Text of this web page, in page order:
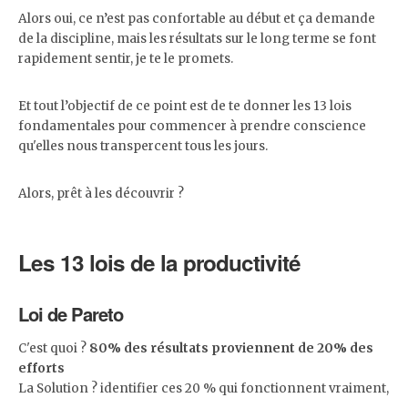
Alors oui, ce n’est pas confortable au début et ça demande
de la discipline, mais les résultats sur le long terme se font
rapidement sentir, je te le promets.
Et tout l’objectif de ce point est de te donner les 13 lois
fondamentales pour commencer à prendre conscience
qu'elles nous transpercent tous les jours.
Alors, prêt à les découvrir ?
Les 13 lois de la productivité
Loi de Pareto
C'est quoi ? 80% des résultats proviennent de 20% des
efforts
La Solution ? identifier ces 20 % qui fonctionnent vraiment,